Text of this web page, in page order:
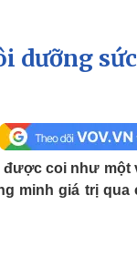
Thể thao
Lịch thi đấu bóng đá
Thế giới thể thao
được coi như
minh giá trị